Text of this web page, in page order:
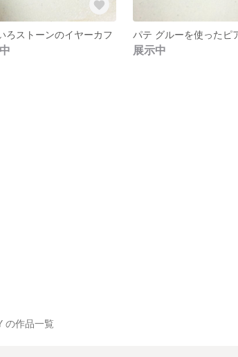
ろストーンのイヤーカフ
展示中
の作品一覧